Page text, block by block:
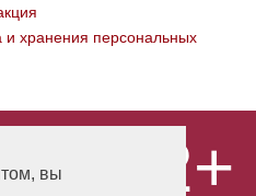
вы
и хранения персональных
science»,
на сайте,
12+